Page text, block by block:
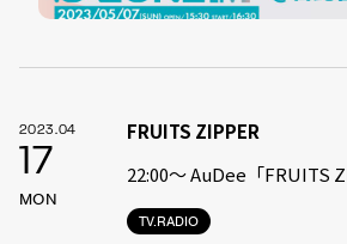
2023.04
17
MON
TV.RADIO
FRUITS ZIPPER
22:00〜 AuDee「FRUITS